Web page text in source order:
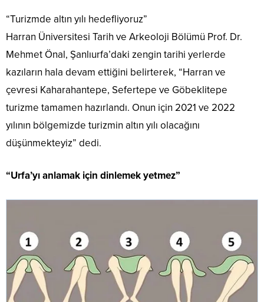
“Turizmde altın yılı hedefliyoruz”
Harran Üniversitesi Tarih ve Arkeoloji Bölümü Prof. Dr.
Mehmet Önal, Şanlıurfa’daki zengin tarihi yerlerde
kazıların hala devam ettiğini belirterek, “Harran ve
çevresi Kaharahantepe, Sefertepe ve Göbeklitepe
turizme tamamen hazırlandı. Onun için 2021 ve 2022
yılının bölgemizde turizmin altın yılı olacağını
düşünmekteyiz” dedi.
“Urfa’yı anlamak için dinlemek yetmez”